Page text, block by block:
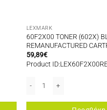
LEXMARK
60F2X00 TONER (602X)
REMANUFACTURED
59,89€
Product